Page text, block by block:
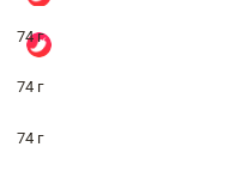
74 г
74 г
74 г